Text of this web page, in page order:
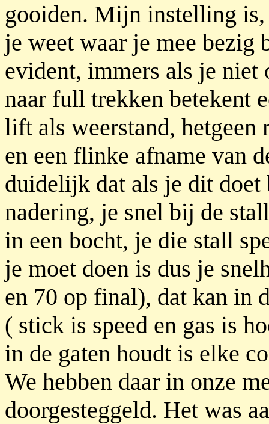
gooiden. Mijn instelling is,
je weet waar je mee bezig
evident, immers als je niet
naar full trekken betekent
lift als weerstand, hetgeen
en een flinke afname van
duidelijk dat als je dit doet
nadering, je snel bij de
in een bocht, je die stall
je moet doen is dus je
en 70 op final), dat kan in
( stick is speed en gas is
in de gaten houdt is elke
We hebben daar in onze
doorgesteggeld. Het was